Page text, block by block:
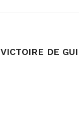
VICTOIRE DE